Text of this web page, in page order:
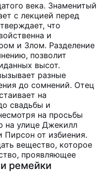
века. Знаменитый
с лекцией перед
что
и
и Злом. Разделение
позволит
высот.
разные
до сомнений. Отец
на
свадьбы и
на просьбы
на улице Джекилл
Пирсон от избиения.
вещество, которое
проявляющее
ремейки